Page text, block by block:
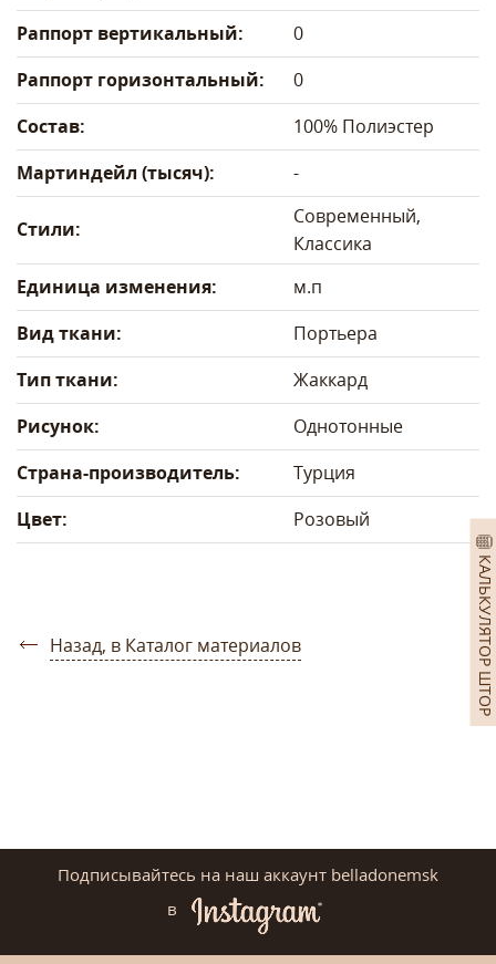
КАЛЬКУЛЯТОР ШТОР
Раппорт вертикальный:
0
Раппорт горизонтальный:
0
Состав:
100% Полиэстер
Мартиндейл (тысяч):
-
Стили:
Современный,
Классика
Единица изменения:
м.п
Вид ткани:
Портьера
Тип ткани:
Жаккард
Рисунок:
Однотонные
Страна-производитель:
Турция
Цвет:
Розовый
Назад, в Каталог материалов
Подписывайтесь на наш аккаунт belladonemsk
в